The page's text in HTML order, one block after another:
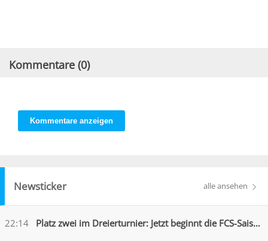
Kommentare (0)
Kommentare anzeigen
Newsticker alle ansehen
22:14 Platz zwei im Dreierturnier: Jetzt beginnt die FCS-Saison